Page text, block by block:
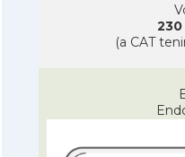
230
(a CAT